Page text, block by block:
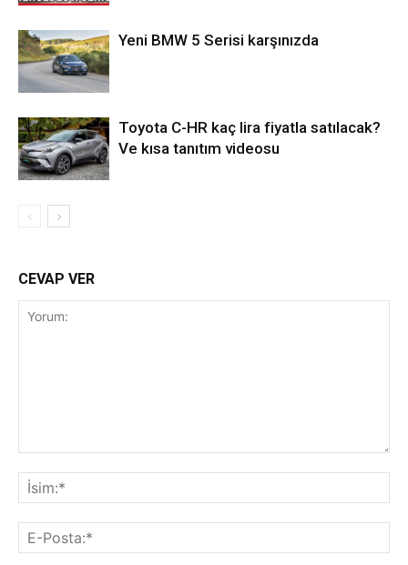
Yeni BMW 5 Serisi karşınızda
Toyota C-HR kaç lira fiyatla satılacak?
Ve kısa tanıtım videosu
CEVAP VER